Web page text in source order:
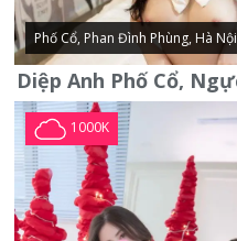
Phố Cổ, Phan Đình Phùng, Hà Nội
1000K